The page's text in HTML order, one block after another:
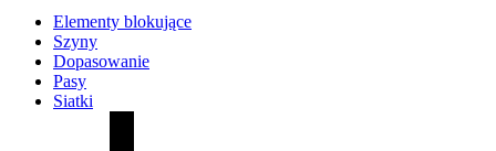
Elementy blokujące
Szyny
Dopasowanie
Pasy
Siatki